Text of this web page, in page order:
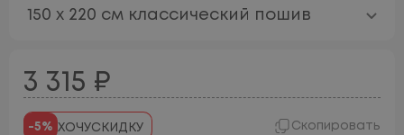
150 х 220 см классический пошив
3 315 ₽
-5% ХОЧУСКИДКУ Скопировать